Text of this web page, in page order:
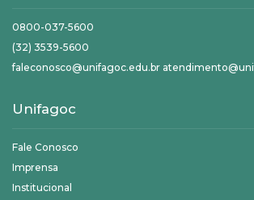
0800-037-5600
(32) 3539-5600
faleconosco@unifagoc.edu.br
Unifagoc
Fale Conosco
Imprensa
Institucional